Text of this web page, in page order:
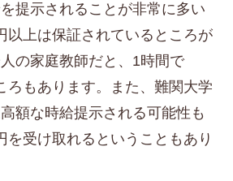
提示されることが非常に多い
以上は保証されているところが
の家庭教師だと、1時間で
ろもあります。また、難関大学
額な時給提示される可能性も
を受け取れるということもあり